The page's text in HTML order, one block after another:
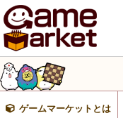
ゲームマーケットとは